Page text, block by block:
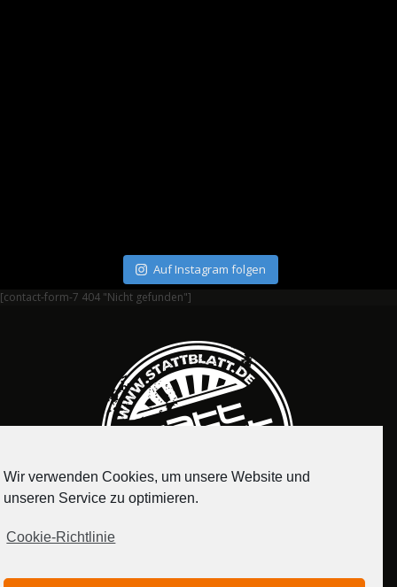
Auf Instagram folgen
[contact-form-7 404 "Nicht gefunden"]
Wir verwenden Cookies, um unsere Website und
unseren Service zu optimieren.
Cookie-Richtlinie